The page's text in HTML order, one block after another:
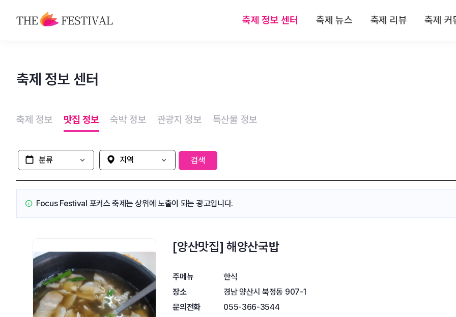
축제 정보 센터 축제 뉴스 축제 리뷰 축제 커
관광지 정보
축제 정보 센터
축제 정보 맛집 정보 숙박 정보 관광지 정보 특산물 정보
분류 지역 선택
검색
Focus Festival 포커스 축제는 상위에 노출이 되는 광고입니다.
[양산맛집] 해양산국밥
주메뉴
한식
장소
경남 양산시 북정동 907-1
문의전화
055-366-3544